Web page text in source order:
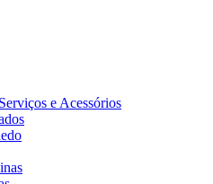
e Acessórios